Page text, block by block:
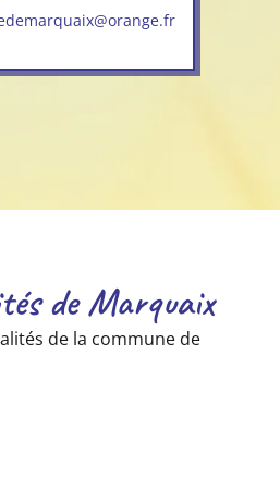
de Marquaix
de la commune de